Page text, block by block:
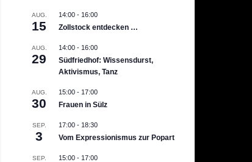
AUG.
15
14:00 - 16:00
Zollstock entdecken …
AUG.
29
14:00 - 16:00
Südfriedhof: Wissensdurst,
Aktivismus, Tanz
AUG.
30
15:00 - 17:00
Frauen in Sülz
SEP.
3
17:00 - 18:30
Vom Expressionismus zur Popart
SEP. 15:00 - 17:00